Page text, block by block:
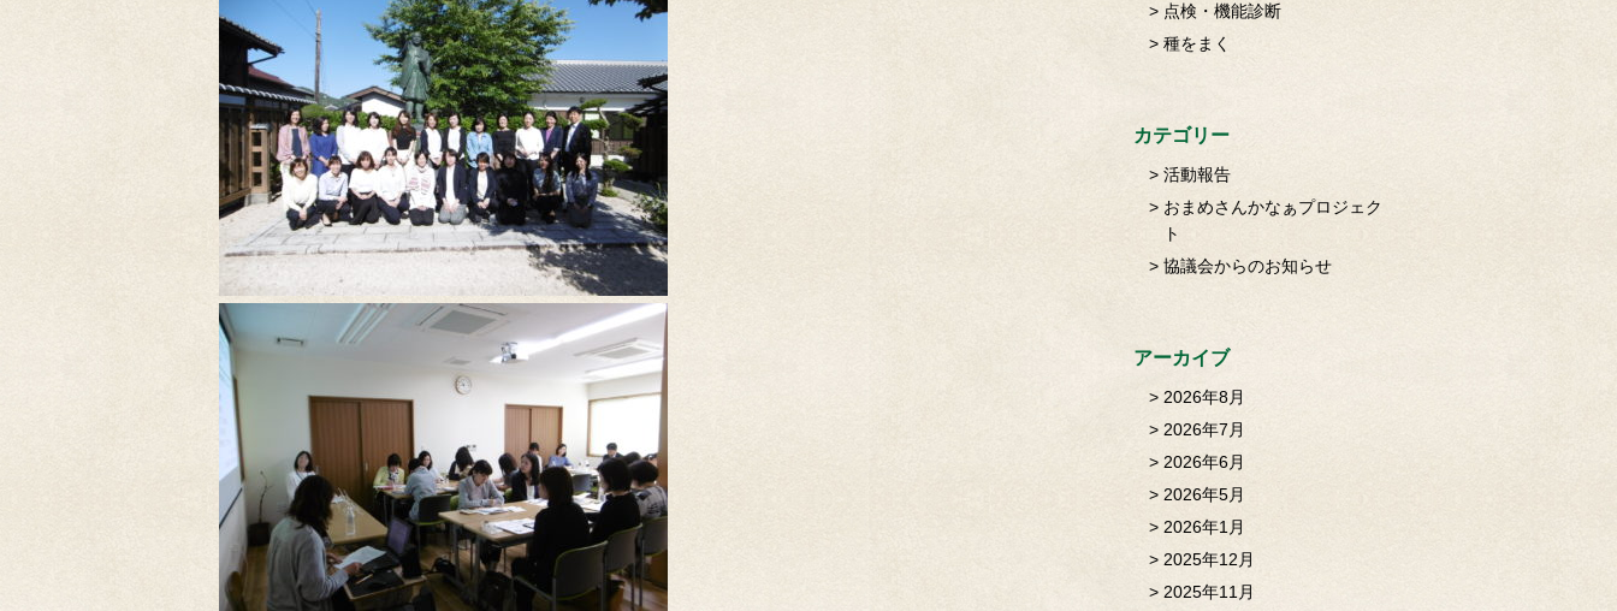
点検・機能診断
種をまく
カテゴリー
活動報告
おまめさんかなぁプロジェク
ト
協議会からのお知らせ
アーカイブ
2026年8月
2026年7月
2026年6月
2026年5月
2026年1月
2025年12月
2025年11月